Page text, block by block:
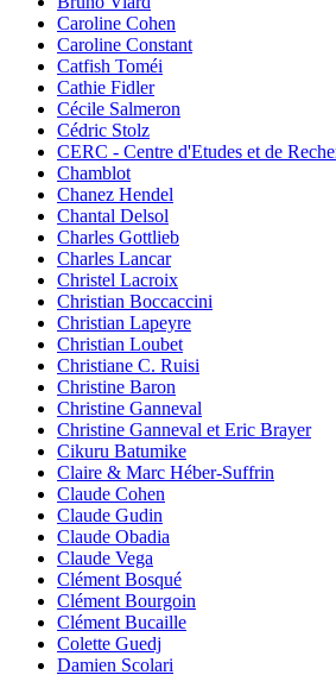
Caroline Cohen
Caroline Constant
Catfish Toméi
Cathie Fidler
Cécile Salmeron
Cédric Stolz
CERC - Centre d'Etudes et de
Chamblot
Chanez Hendel
Chantal Delsol
Charles Gottlieb
Charles Lancar
Christel Lacroix
Christian Boccaccini
Christian Lapeyre
Christian Loubet
Christiane C. Ruisi
Christine Baron
Christine Ganneval
Christine Ganneval et Eric Brayer
Cikuru Batumike
Claire & Marc Héber-Suffrin
Claude Cohen
Claude Gudin
Claude Obadia
Claude Vega
Clément Bosqué
Clément Bourgoin
Clément Bucaille
Colette Guedj
Damien Scolari